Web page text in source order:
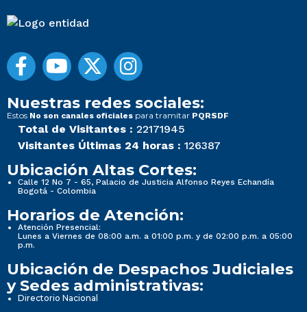
Nuestras redes sociales:
Estos No son canales oficiales para tramitar PQRSDF
Total de Visitantes : 22171945
Visitantes Últimas 24 horas : 126387
Ubicación Altas Cortes:
Calle 12 No 7 - 65, Palacio de Justicia Alfonso Reyes Echandía
Bogotá - Colombia
Horarios de Atención:
Atención Presencial:
Lunes a Viernes de 08:00 a.m. a 01:00 p.m. y de 02:00 p.m. a 05:00
p.m.
Ubicación de Despachos Judiciales
y Sedes administrativas:
Directorio Nacional